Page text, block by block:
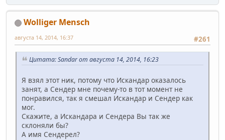
Wolliger Mensch
#261
августа 14, 2014, 16:37
Цитата: Sandar от августа 14, 2014, 16:23
Я взял этот ник, потому что Искандар оказалось
занят, а Сендер мне почему-то в тот момент не
понравился, так я смешал Искандар и Сендер как
мог.
Скажите, а Искандара и Сендера Вы так же
склоняли бы?
А имя Сендерел?